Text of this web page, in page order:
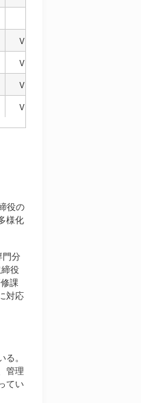
V
V
V
V
役の
様化
分
役
課
対応
。
管理
てい